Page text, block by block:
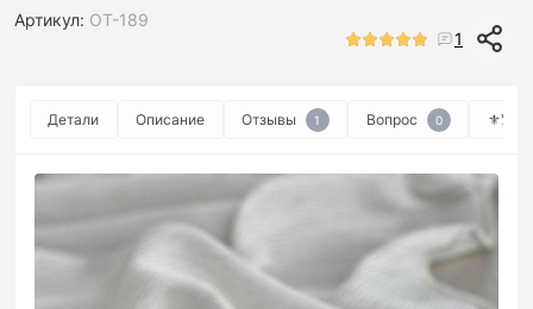
Артикул: ОТ-189
1
Детали Описание Отзывы 1 Вопрос 0